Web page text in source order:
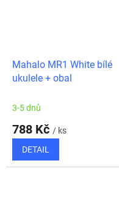
Mahalo MR1 White bílé
ukulele + obal
3-5 dnů
788 Kč / ks
DETAIL